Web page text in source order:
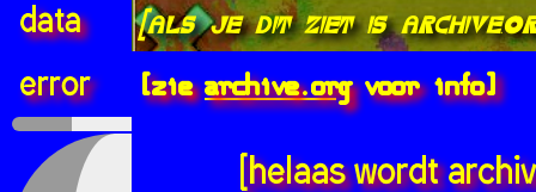
data
error
[als je dit ziet is
[ziearchive.orgvoor info]
[helaas wordt